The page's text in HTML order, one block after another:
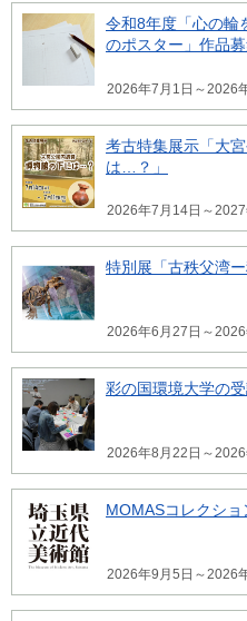
令和8年度「心の輪
のポスター」作品
2026年7月1日～2026
考古特集展示「大
は…？」
2026年7月14日～
特別展「古秩父湾
2026年6月27日～
彩の国環境大学の
2026年8月22日～
MOMASコレクシ
2026年9月5日～2026